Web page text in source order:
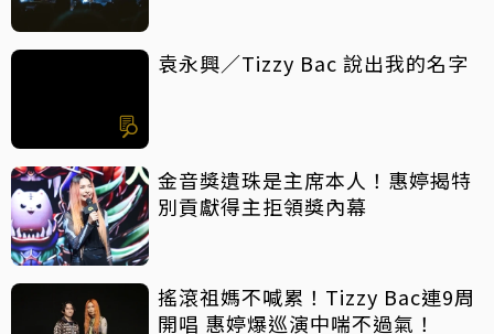
袁永興／Tizzy Bac 說出我的名字
金音獎遺珠是主席本人！惠婷揭特
別貢獻得主拒領獎內幕
搖滾祖媽不喊累！Tizzy Bac連9周
開唱 惠婷爆巡演中喘不過氣！